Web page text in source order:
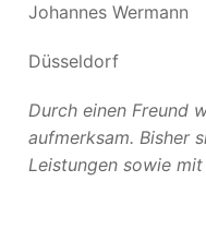
Johannes Wermann
Düsseldorf
Durch einen Freund
aufmerksam. Bisher
Leistungen sowie